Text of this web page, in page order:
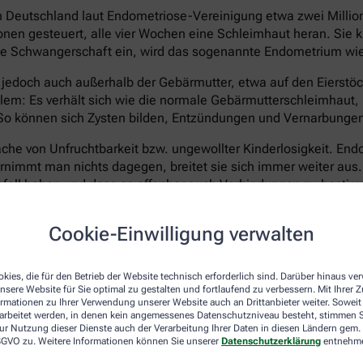
Cookie-Einwilligung verwalten
die für den Betrieb der Website technisch erforderlich sind. Darüber hinaus
Website für Sie optimal zu gestalten und fortlaufend zu verbessern. Mit Ihrer
zu Ihrer Verwendung unserer Website auch an Drittanbieter weiter. Soweit
werden, in denen kein angemessenes Datenschutzniveau besteht, stimmen
Nutzung dieser Dienste auch der Verarbeitung Ihrer Daten in diesen Ländern
zu. Weitere Informationen können Sie unserer Datenschutzerklärung
laut Endometriose-Vereinigung etwa zwei
gesteuert, alle vier Wochen eine Schleimhaut heran. Sie
Schwangerschaft ein, wird das sogenannte Endometrium
auch außerhalb der Gebärmutter, etwa auf den
Es verhält sich wie die normale
können sich Zysten bilden, Entzündungen und
von Unfruchtbarkeit bzw. ungewollter Kinderlosigkeit.
man nichts dagegen, breitet sie sich immer weiter
haben und dass es offenbar auch Verbindungen zu
nicht eindeutig geklärt. Ein fehlerhaft arbeitendes
erbliche Faktoren. Heilbar ist die Erkrankung bis heute
das Wachstum von neuen Wucherungen verhindern. Eine
mit Kinderwunsch kommt sie meist nicht infrage. Operativ
oder entfernt werden.
Kinderwunsch mehr hat, kann als radikale Option auch
die Symptome zwar dauerhaft verschwinden, versetzt